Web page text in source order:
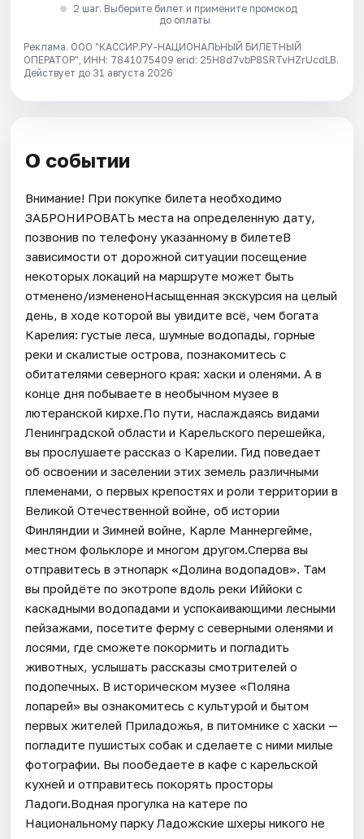
2 шаг. Выберите билет и примените промокод
до оплаты
Реклама. ООО "КАССИР.РУ-НАЦИОНАЛЬНЫЙ БИЛЕТНЫЙ
ОПЕРАТОР", ИНН: 7841075409 erid: 25H8d7vbP8SRTvHZrUcdLB.
Действует до 31 августа 2026
О событии
Внимание! При покупке билета необходимо
ЗАБРОНИРОВАТЬ места на определенную дату,
позвонив по телефону указанному в билетеВ
зависимости от дорожной ситуации посещение
некоторых локаций на маршруте может быть
отменено/измененоНасыщенная экскурсия на целый
день, в ходе которой вы увидите всё, чем богата
Карелия: густые леса, шумные водопады, горные
реки и скалистые острова, познакомитесь с
обитателями северного края: хаски и оленями. А в
конце дня побываете в необычном музее в
лютеранской кирхе.По пути, наслаждаясь видами
Ленинградской области и Карельского перешейка,
вы прослушаете рассказ о Карелии. Гид поведает
об освоении и заселении этих земель различными
племенами, о первых крепостях и роли территории в
Великой Отечественной войне, об истории
Финляндии и Зимней войне, Карле Маннергейме,
местном фольклоре и многом другом.Сперва вы
отправитесь в этнопарк «Долина водопадов». Там
вы пройдёте по экотропе вдоль реки Иййоки с
каскадными водопадами и успокаивающими лесными
пейзажами, посетите ферму с северными оленями и
лосями, где сможете покормить и погладить
животных, услышать рассказы смотрителей о
подопечных. В историческом музее «Поляна
лопарей» вы ознакомитесь с культурой и бытом
первых жителей Приладожья, в питомнике с хаски —
погладите пушистых собак и сделаете с ними милые
фотографии. Вы пообедаете в кафе с карельской
кухней и отправитесь покорять просторы
Ладоги.Водная прогулка на катере по
Национальному парку Ладожские шхеры никого не